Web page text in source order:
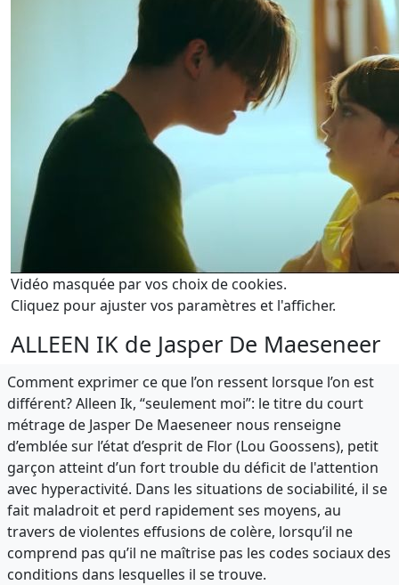
Vidéo masquée par vos choix de cookies.
Cliquez pour ajuster vos paramètres et l'afficher.
ALLEEN IK de Jasper De Maeseneer
Comment exprimer ce que l’on ressent lorsque l’on est
différent? Alleen Ik, “seulement moi”: le titre du court
métrage de Jasper De Maeseneer nous renseigne
d’emblée sur l’état d’esprit de Flor (Lou Goossens), petit
garçon atteint d’un fort trouble du déficit de l'attention
avec hyperactivité. Dans les situations de sociabilité, il se
fait maladroit et perd rapidement ses moyens, au
travers de violentes effusions de colère, lorsqu’il ne
comprend pas qu’il ne maîtrise pas les codes sociaux des
conditions dans lesquelles il se trouve.